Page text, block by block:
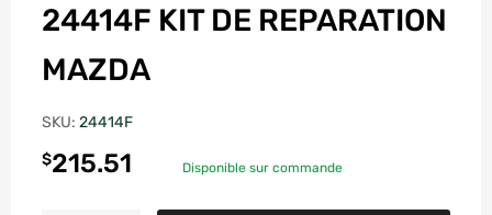
24414F KIT DE REPARATION
MAZDA
SKU: 24414F
$215.51 Disponible sur commande